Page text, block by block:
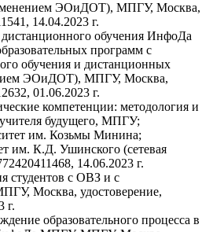
ЭОиДОТ), МПГУ, Москва,
14.04.2023 г.
обучения ИнфоДа
программ с
обучения и дистанционных
ЭОиДОТ), МПГУ, Москва,
01.06.2023 г.
компетенции: методология и
будущего, МПГУ;
им. Козьмы Минина;
им. К.Д. Ушинского (сетевая
14.06.2023 г.
студентов с ОВЗ и с
Москва, удостоверение,
г.
образовательного процесса в